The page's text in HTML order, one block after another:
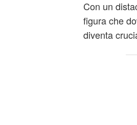
Con un
figura che
diventa